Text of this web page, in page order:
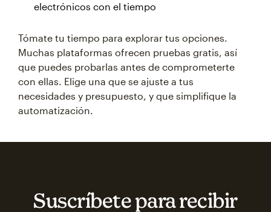
electrónicos con el tiempo
Tómate tu tiempo para explorar tus opciones.
Muchas plataformas ofrecen pruebas gratis, así
que puedes probarlas antes de comprometerte
con ellas. Elige una que se ajuste a tus
necesidades y presupuesto, y que simplifique la
automatización.
Suscríbete para recibir